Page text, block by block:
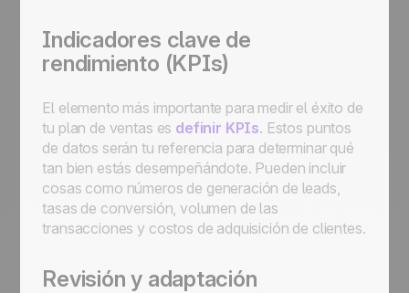
Indicadores clave de
rendimiento (KPIs)
El elemento más importante para medir el éxito de
tu plan de ventas es definir KPIs. Estos puntos
de datos serán tu referencia para determinar qué
tan bien estás desempeñándote. Pueden incluir
cosas como números de generación de leads,
tasas de conversión, volumen de las
transacciones y costos de adquisición de clientes.
Revisión y adaptación